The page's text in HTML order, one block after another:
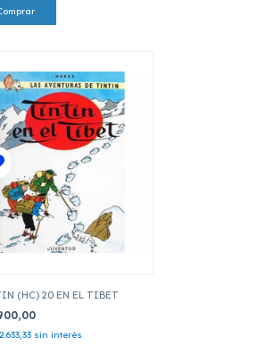
(HC) 20 EN EL TIBET
sin interés